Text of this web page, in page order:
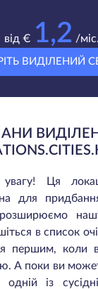
від € 1,2 /міс.
ВИДІЛЕНИЙ
увагу! Ця
для
в список
першим, коли
А поки ви
із